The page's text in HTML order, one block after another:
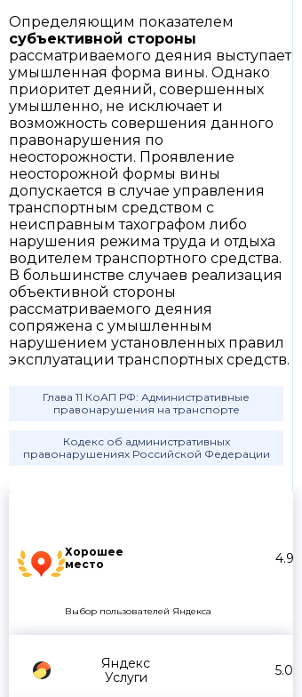
Хорошее
место
4.9
Выбор пользователей Яндекса
Яндекс
Услуги
5.0
Определяющим показателем
субъективной стороны
рассматриваемого деяния выступает
умышленная форма вины. Однако
приоритет деяний, совершенных
умышленно, не исключает и
возможность совершения данного
правонарушения по
неосторожности. Проявление
неосторожной формы вины
допускается в случае управления
транспортным средством с
неисправным тахографом либо
нарушения режима труда и отдыха
водителем транспортного средства.
В большинстве случаев реализация
объективной стороны
рассматриваемого деяния
сопряжена с умышленным
нарушением установленных правил
эксплуатации транспортных средств.
Глава 11 КоАП РФ: Административные
правонарушения на транспорте
Кодекс об административных
правонарушениях Российской Федерации